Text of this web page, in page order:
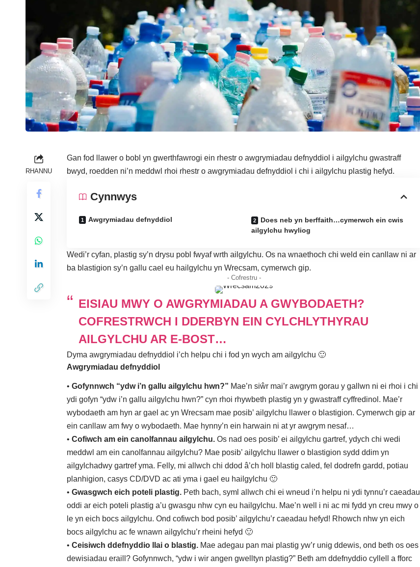
RHANNU
Gan fod llawer o bobl yn gwerthfawrogi ein rhestr o awgrymiadau defnyddiol i ailgylchu gwastraff
bwyd, roedden ni’n meddwl rhoi rhestr o awgrymiadau defnyddiol i chi i ailgylchu plastig hefyd.
Cynnwys
Awgrymiadau defnyddiol
Does neb yn berffaith…cymerwch ein cwis
ailgylchu hwyliog
Wedi’r cyfan, plastig sy’n drysu pobl fwyaf wrth ailgylchu. Os na wnaethoch chi weld ein canllaw ni ar
ba blastigion sy’n gallu cael eu hailgylchu yn Wrecsam, cymerwch gip.
- Cofrestru -
EISIAU MWY O AWGRYMIADAU A GWYBODAETH?
COFRESTRWCH I DDERBYN EIN CYLCHLYTHYRAU
AILGYLCHU AR E-BOST…
Dyma awgrymiadau defnyddiol i’ch helpu chi i fod yn wych am ailgylchu 🙂
Awgrymiadau defnyddiol
• Gofynnwch “ydw i’n gallu ailgylchu hwn?” Mae’n siŵr mai’r awgrym gorau y gallwn ni ei rhoi i chi
ydi gofyn “ydw i’n gallu ailgylchu hwn?” cyn rhoi rhywbeth plastig yn y gwastraff cyffredinol. Mae’r
wybodaeth am hyn ar gael ac yn Wrecsam mae posib’ ailgylchu llawer o blastigion. Cymerwch gip ar
ein canllaw am fwy o wybodaeth. Mae hynny’n ein harwain ni at yr awgrym nesaf…
• Cofiwch am ein canolfannau ailgylchu. Os nad oes posib’ ei ailgylchu gartref, ydych chi wedi
meddwl am ein canolfannau ailgylchu? Mae posib’ ailgylchu llawer o blastigion sydd ddim yn
ailgylchadwy gartref yma. Felly, mi allwch chi ddod â’ch holl blastig caled, fel dodrefn gardd, potiau
planhigion, casys CD/DVD ac ati yma i gael eu hailgylchu 🙂
• Gwasgwch eich poteli plastig. Peth bach, syml allwch chi ei wneud i’n helpu ni ydi tynnu’r caeadau
oddi ar eich poteli plastig a’u gwasgu nhw cyn eu hailgylchu. Mae’n well i ni ac mi fydd yn creu mwy o
le yn eich bocs ailgylchu. Ond cofiwch bod posib’ ailgylchu’r caeadau hefyd! Rhowch nhw yn eich
bocs ailgylchu ac fe wnawn ailgylchu’r rheini hefyd 🙂
• Ceisiwch ddefnyddio llai o blastig. Mae adegau pan mai plastig yw’r unig ddewis, ond beth os oes
dewisiadau eraill? Gofynnwch, “ydw i wir angen gwelltyn plastig?” Beth am ddefnyddio cyllell a fforc